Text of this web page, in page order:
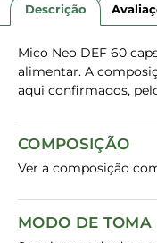
Descrição
Mico Neo DEF 60
alimentar. A
aqui confirmados,
COMPOSIÇÃO
Ver a composição
MODO DE TOMA